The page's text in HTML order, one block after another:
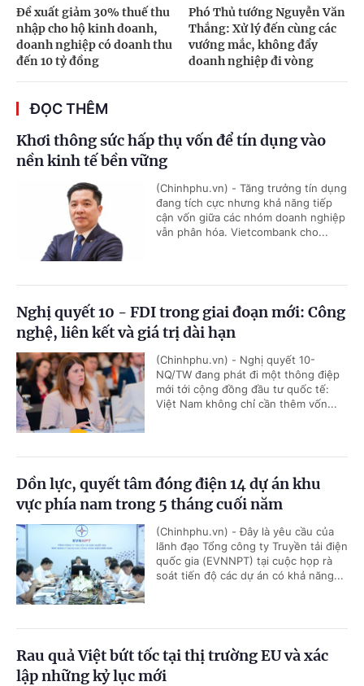
Đề xuất giảm 30% thuế thu
nhập cho hộ kinh doanh,
doanh nghiệp có doanh thu
đến 10 tỷ đồng
Phó Thủ tướng Nguyễn Văn
Thắng: Xử lý đến cùng các
vướng mắc, không đẩy
doanh nghiệp đi vòng
ĐỌC THÊM
Khơi thông sức hấp thụ vốn để tín dụng vào
nền kinh tế bền vững
(Chinhphu.vn) - Tăng trưởng tín dụng
đang tích cực nhưng khả năng tiếp
cận vốn giữa các nhóm doanh nghiệp
vẫn phân hóa. Vietcombank cho...
Nghị quyết 10 - FDI trong giai đoạn mới: Công
nghệ, liên kết và giá trị dài hạn
(Chinhphu.vn) - Nghị quyết 10-
NQ/TW đang phát đi một thông điệp
mới tới cộng đồng đầu tư quốc tế:
Việt Nam không chỉ cần thêm vốn...
Dồn lực, quyết tâm đóng điện 14 dự án khu
vực phía nam trong 5 tháng cuối năm
(Chinhphu.vn) - Đây là yêu cầu của
lãnh đạo Tổng công ty Truyền tải điện
quốc gia (EVNNPT) tại cuộc họp rà
soát tiến độ các dự án có khả năng...
Rau quả Việt bứt tốc tại thị trường EU và xác
lập những kỷ lục mới